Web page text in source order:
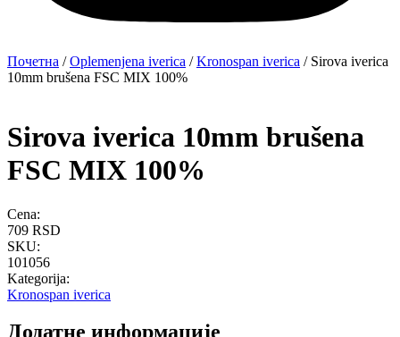
Почетна /Oplemenjena iverica /Kronospan iverica / Sirova iverica
10mm brušena FSC MIX 100%
Sirova iverica 10mm brušena
FSC MIX 100%
Cena:
709 RSD
SKU:
101056
Kategorija:
Kronospan iverica
Додатне информације